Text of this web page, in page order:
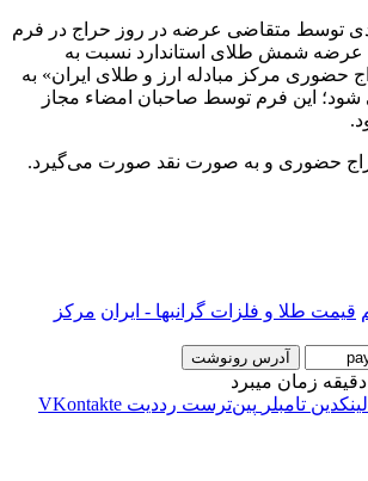
توسط متقاضی عرضه در روز حراج در فرم
شمش طلای استاندارد نسبت به
مرکز مبادله ارز و طلای ایران» به
شود؛ این فرم توسط صاحبان امضاء مجاز
حضوری و به صورت نقد صورت می‌گیرد.
قیمت طلا و فلزات گرانبها - ایران مرکز
آدرس رونوشت
لینکدین ‫تامبلر ‫پین‌ترست ‫رددیت ‫VKontakte